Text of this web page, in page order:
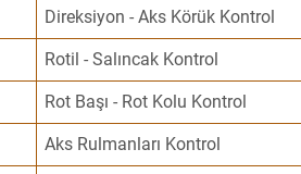
Direksiyon - Aks Körük Kontrol
Rotil - Salıncak Kontrol
Rot Başı - Rot Kolu Kontrol
Aks Rulmanları Kontrol